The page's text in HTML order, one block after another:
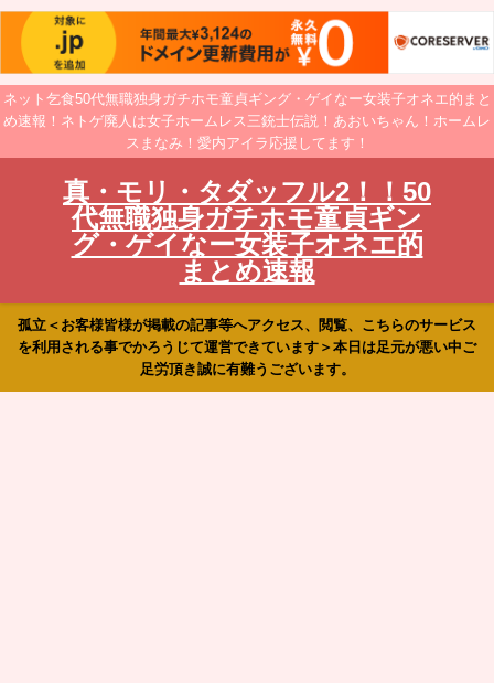
ネット乞食50代無職独身ガチホモ童貞ギング・ゲイなー女装子オネエ的まと
め速報！ネトゲ廃人は女子ホームレス三銃士伝説！あおいちゃん！ホームレ
スまなみ！愛内アイラ応援してます！
真・モリ・タダッフル2！！50
代無職独身ガチホモ童貞ギン
グ・ゲイなー女装子オネエ的
まとめ速報
孤立＜お客様皆様が掲載の記事等へアクセス、閲覧、こちらのサービス
を利用される事でかろうじて運営できています＞本日は足元が悪い中ご
足労頂き誠に有難うございます。